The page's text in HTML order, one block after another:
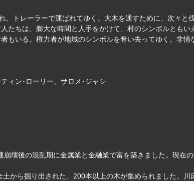
トレーラーで運ばれてゆく。大木を通すために、次々と
たちは、膨大な時間と人手をかけて、村のシンボルとも
もいる。権力者が地域のシンボルを奪い去ってゆく。非
ィン･ローリー、サロメ･ジャシ
壊後の混乱期に金属業と金融業で富を築きました。現在
から掘り出された、200本以上の木が集められました。